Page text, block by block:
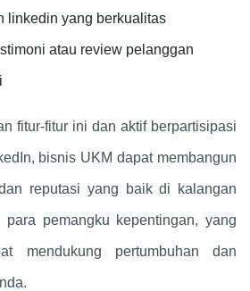
linkedin yang berkualitas
atau review pelanggan
fitur-fitur ini dan aktif berpartisipasi
bisnis UKM dapat membangun
reputasi yang baik di kalangan
pemangku kepentingan, yang
mendukung pertumbuhan dan